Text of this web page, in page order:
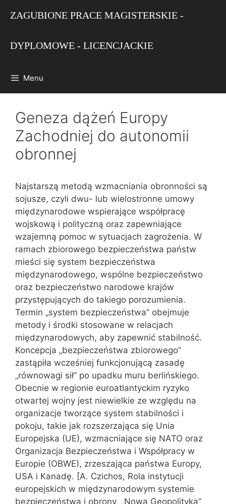
ZAGUBIONE PRACE MAGISTERSKIE -
DYPLOMOWE - LICENCJACKIE
Menu
Geneza dążeń Europy
Zachodniej do autonomii
obronnej
Najstarszą metodą wzmacniania obronności są
sojusze, czyli dwu- lub wielostronne umowy
międzynarodowe wspierające współpracę
wojskową i polityczną oraz zapewniające
wzajemną pomoc w sytuacjach zagrożenia. W
ramach zbiorowego bezpieczeństwa państw
mieści się system bezpieczeństwa
międzynarodowego, wspólne bezpieczeństwo
oraz bezpieczeństwo narodowe krajów
przystępujących do takiego porozumienia.
Termin „system bezpieczeństwa” obejmuje
metody i środki stosowane w relacjach
międzynarodowych, aby zapewnić stabilność.
Koncepcja „bezpieczeństwa zbiorowego”
zastąpiła wcześniej funkcjonującą zasadę
„równowagi sił” po upadku muru berlińskiego.
Obecnie w regionie euroatlantyckim ryzyko
otwartej wojny jest niewielkie ze względu na
organizacje tworzące system stabilności i
pokoju, takie jak rozszerzająca się Unia
Europejska (UE), wzmacniające się NATO oraz
Organizacja Bezpieczeństwa i Współpracy w
Europie (OBWE), zrzeszająca państwa Europy,
USA i Kanadę. [A. Czichos, Rola instytucji
europejskich w międzynarodowym systemie
bezpieczeństwa i obrony, „Nowa Geopolityka”